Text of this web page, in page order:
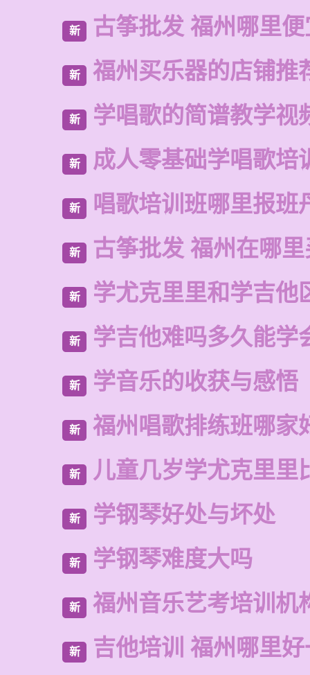
新 古筝批发 福州哪里
新 福州买乐器的店铺推
新 学唱歌的简谱教学视
新 成人零基础学唱歌培
新 唱歌培训班哪里报班
新 古筝批发 福州在哪
新 学尤克里里和学吉他
新 学吉他难吗多久能学
新 学音乐的收获与感悟
新 福州唱歌排练班哪家
新 儿童几岁学尤克里里
新 学钢琴好处与坏处
新 学钢琴难度大吗
新 福州音乐艺考培训机
新 吉他培训 福州哪里